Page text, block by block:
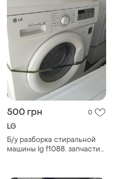
500 грн 0
LG
Б/у разборка стиральной
машины lg f1088. запчасти